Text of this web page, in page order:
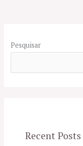
Pesquisar
Recent Posts